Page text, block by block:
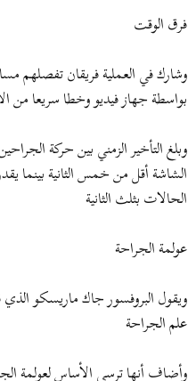
فرق الوقت
وشارك في العملية فريقان تفصلهم
بواسطة جهاز فيديو وخطا سريعا من
وبلغ التأخير الزمني بين حركة
الشاشة أقل من خمس الثانية بينما
الحالات بثلث الثانية
عولمة الجراحة
ويقول البروفسور جاك ماريسكو الذي
علم الجراحة
وأضاف أنها ترسي الأساس لعولمة